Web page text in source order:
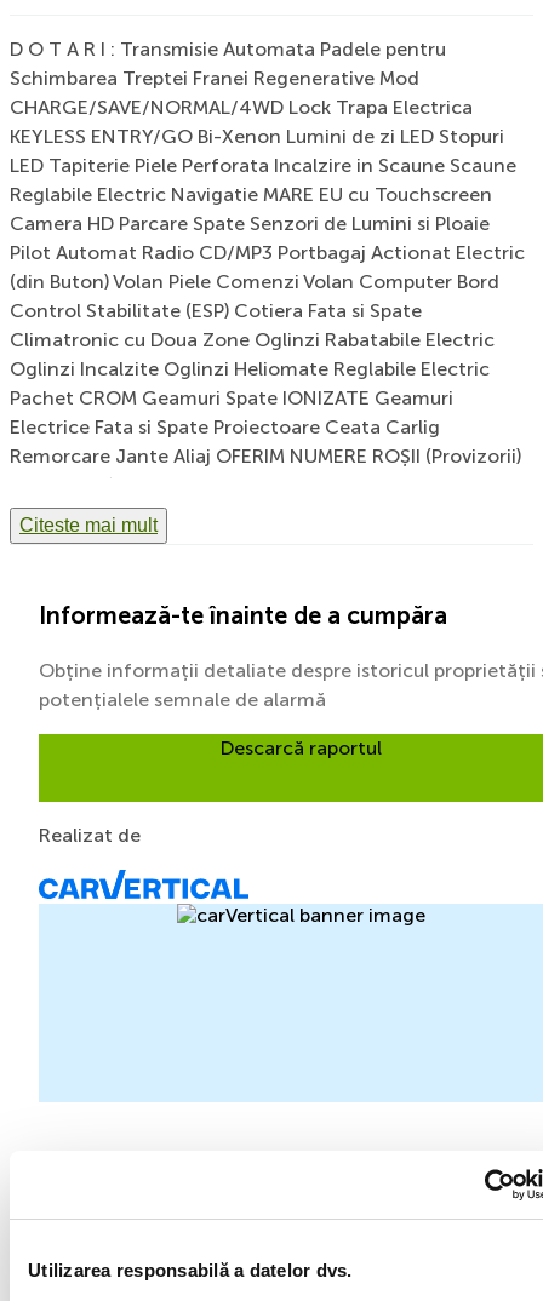
Utilizarea responsabilă a datelor dvs.
D O T A R I : Transmisie Automata Padele pentru
Schimbarea Treptei Franei Regenerative Mod
CHARGE/SAVE/NORMAL/4WD Lock Trapa Electrica
KEYLESS ENTRY/GO Bi-Xenon Lumini de zi LED Stopuri
LED Tapiterie Piele Perforata Incalzire in Scaune Scaune
Reglabile Electric Navigatie MARE EU cu Touchscreen
Camera HD Parcare Spate Senzori de Lumini si Ploaie
Pilot Automat Radio CD/MP3 Portbagaj Actionat Electric
(din Buton) Volan Piele Comenzi Volan Computer Bord
Control Stabilitate (ESP) Cotiera Fata si Spate
Climatronic cu Doua Zone Oglinzi Rabatabile Electric
Oglinzi Incalzite Oglinzi Heliomate Reglabile Electric
Pachet CROM Geamuri Spate IONIZATE Geamuri
Electrice Fata si Spate Proiectoare Ceata Carlig
Remorcare Jante Aliaj OFERIM NUMERE ROȘII (Provizorii)
PE LOC!!! ✅Km 100 % Verificabili Rulaj : 254.243km -
Masina se prezinta intr o stare foarte buna atat tehnic
cat si optic -Firma noastra detine autovehicule ce pot fi
factura cu km trecuți pe ea!!! ♻️BuyBack♻️ -PRELUAM
MASINA DUMNEAVOASTRA CA AVANS PT ORICE MASINA
DIN PARCUL NOSTRU
Citeste mai mult
Informează-te înainte de a cumpăra
Obține informații detaliate despre istoricul proprietății
potențialele semnale de alarmă
Descarcă raportul
Realizat de
2013
SUV/Crossover